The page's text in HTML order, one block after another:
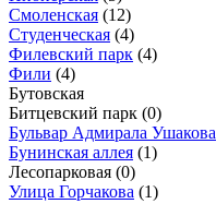
Смоленская (12)
Студенческая (4)
Филевский парк (4)
Фили (4)
Бутовская
Битцевский парк (0)
Бульвар Адмирала Ушакова
Бунинская аллея (1)
Лесопарковая (0)
Улица Горчакова (1)